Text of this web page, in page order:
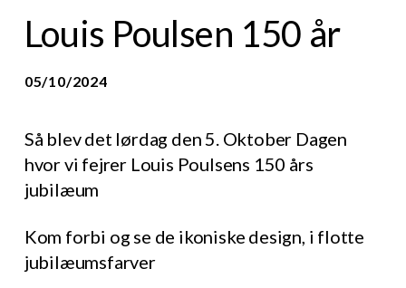
Louis Poulsen 150 år
05/10/2024
Så blev det lørdag den 5. Oktober Dagen
hvor vi fejrer Louis Poulsens 150 års
jubilæum
Kom forbi og se de ikoniske design, i flotte
jubilæumsfarver